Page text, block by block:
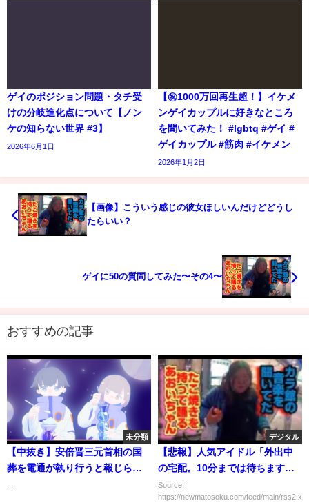
ゲイのポジション問題・タチ受
けの分岐進化点について【ノン
ケの知らない世界 #3】
2026年6月1日
【㊗️1000万回再生超！】イケメ
ンゲイカップルに好きなところ
を聞いてみた！ #lgbtq #ゲイ #
ゲイカップル #筋肉 #イケメン
2026年1月2日
【画像】こういう感じの彼女ほしいんだけどどうし
たらいい？
ゲイに50の質問してみた〜その4〜
おすすめの記事
未分類
【中抜き】安倍晋三元首相の国
葬を電通が執り行うと報じられ
デジタル
【悲報】人気アイドル「外出中
の宅配。10分までは待ちますと
切られ、5分後にキャンセルされ
た」 →
Source:
https://newmatosoku.com/feed/main/